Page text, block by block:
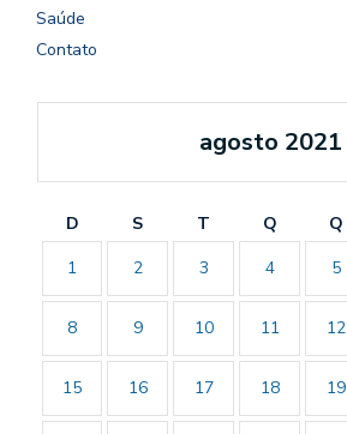
Saúde
Contato
agosto 2021
D S T Q Q
1
2 3 4 5
8 9 10 11 12
15 16 17 18 19